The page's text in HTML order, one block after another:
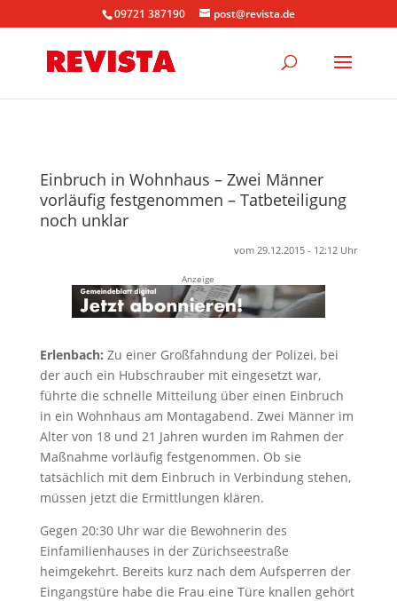
09721 387190 post@revista.de
Einbruch in Wohnhaus – Zwei Männer
vorläufig festgenommen – Tatbeteiligung
noch unklar
vom 29.12.2015 - 12:12 Uhr
Anzeige
Erlenbach: Zu einer Großfahndung der Polizei, bei
der auch ein Hubschrauber mit eingesetzt war,
führte die schnelle Mitteilung über einen Einbruch
in ein Wohnhaus am Montagabend. Zwei Männer im
Alter von 18 und 21 Jahren wurden im Rahmen der
Maßnahme vorläufig festgenommen. Ob sie
tatsächlich mit dem Einbruch in Verbindung stehen,
müssen jetzt die Ermittlungen klären.
Gegen 20:30 Uhr war die Bewohnerin des
Einfamilienhauses in der Zürichseestraße
heimgekehrt. Bereits kurz nach dem Aufsperren der
Eingangstüre habe die Frau eine Türe knallen gehört